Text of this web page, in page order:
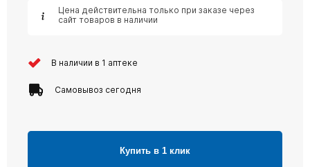
Цена действительна только при заказе через
сайт товаров в наличии
В наличии в 1 аптеке
Самовывоз сегодня
Купить в 1 клик